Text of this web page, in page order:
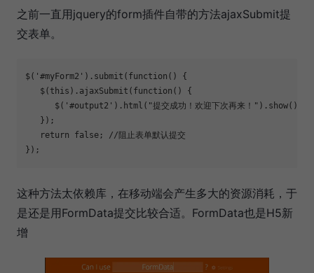
之前一直用jquery的form插件自带的方法ajaxSubmit提
交表单。
$( '#myForm2' ).submit( function () {
   $(this).ajaxSubmit(
function () {
      $(
'#output2' ).html( "提交成功！欢迎下次再来！"
   });
return
false ; //阻止表单默认提交
这种方法太依赖库，在移动端会产生多大的资源消耗，于
是还是用FormData提交比较合适。FormData也是H5新
增